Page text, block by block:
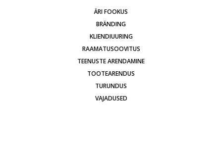
ÄRI FOOKUS
BRÄNDING
KLIENDIUURING
RAAMATUSOOVITUS
TEENUSTE ARENDAMINE
TOOTEARENDUS
TURUNDUS
VAJADUSED